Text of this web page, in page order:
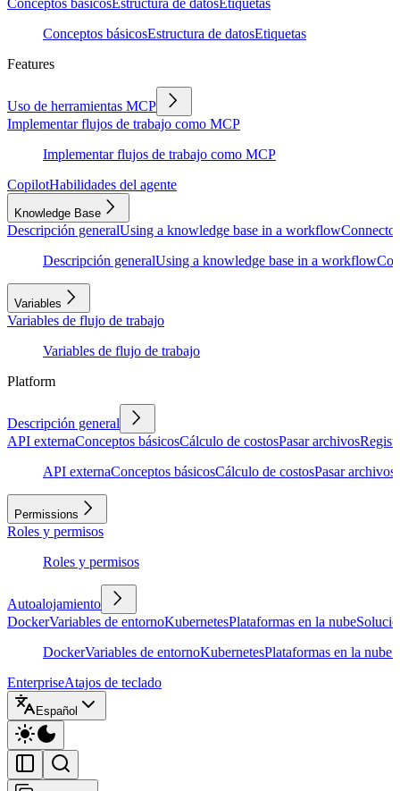
Conceptos básicosEstructura de datosEtiquetas
Conceptos básicosEstructura de datosEtiquetas
Features
Uso de herramientas MCP
Implementar flujos de trabajo como MCP
Implementar flujos de trabajo como MCP
CopilotHabilidades del agente
Knowledge Base
Descripción generalUsing a knowledge base in a workflow
Descripción generalUsing a knowledge base in a workflow
Variables
Variables de flujo de trabajo
Variables de flujo de trabajo
Platform
Descripción general
API externaConceptos básicosCálculo de costosPasar archivos
API externaConceptos básicosCálculo de costosPasar archivos
Permissions
Roles y permisos
Roles y permisos
Autoalojamiento
DockerVariables de entornoKubernetesPlataformas en la nube
DockerVariables de entornoKubernetesPlataformas en la nube
EnterpriseAtajos de teclado
Español